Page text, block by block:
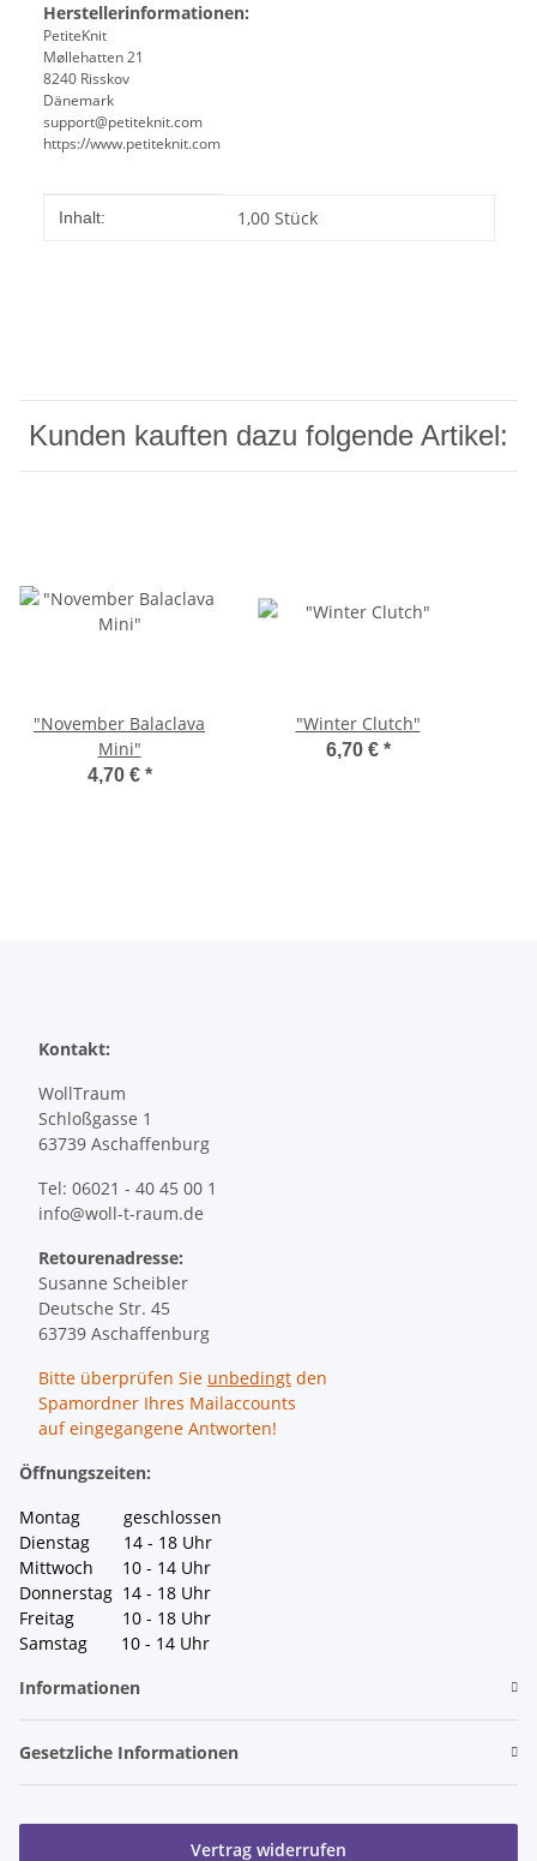
Herstellerinformationen:
PetiteKnit
Møllehatten 21
8240 Risskov
Dänemark
support@petiteknit.com
https://www.petiteknit.com
Produkteigenschaft
Wert
Inhalt: 1,00 Stück
Kunden kauften dazu folgende Artikel:
"November Balaclava
Mini"
4,70 € *
"Winter Clutch"
6,70 € *
Kontakt:
WollTraum
Schloßgasse 1
63739 Aschaffenburg
Tel: 06021 - 40 45 00 1
info@woll-t-raum.de
Retourenadresse:
Susanne Scheibler
Deutsche Str. 45
63739 Aschaffenburg
Bitte überprüfen Sie unbedingt den
Spamordner Ihres Mailaccounts
auf eingegangene Antworten!
Öffnungszeiten:
Montag geschlossen
Dienstag 14 - 18 Uhr
Mittwoch 10 - 14 Uhr
Donnerstag 14 - 18 Uhr
Freitag 10 - 18 Uhr
Samstag 10 - 14 Uhr
Informationen
Gesetzliche Informationen
Vertrag widerrufen